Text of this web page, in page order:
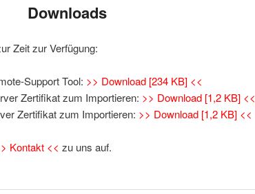
Downloads
Zeit zur Verfügung:
Support Tool: >> Download [234 KB] <<
Zertifikat zum Importieren: >> Download [1,2 KB] <<
Zertifikat zum Importieren: >> Download [1,2 KB] <<
Kontakt << zu uns auf.